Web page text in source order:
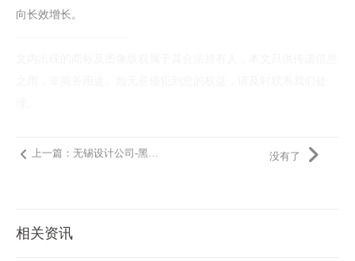
向长效增长。
上一篇：无锡设计公司-黑白像素的秩序：同济汽车与能源学院院徽视觉解析 没有了
相关资讯